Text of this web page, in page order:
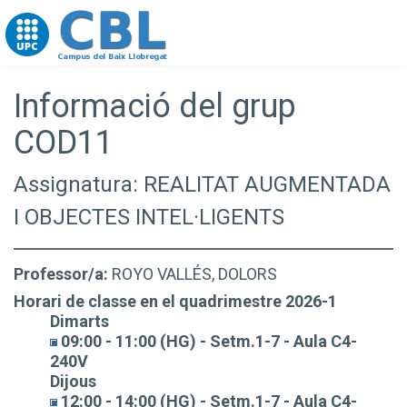
Go to upc.edu
Informació del grup
COD11
Assignatura: REALITAT AUGMENTADA
I OBJECTES INTEL·LIGENTS
Professor/a: ROYO VALLÉS, DOLORS
Horari de classe en el quadrimestre 2026-1
Dimarts
09:00 - 11:00 (HG) - Setm.1-7 - Aula C4-
240V
Dijous
12:00 - 14:00 (HG) - Setm.1-7 - Aula C4-